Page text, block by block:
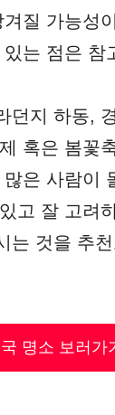
질 가능성
는 점은 참
던지 하동,
혹은 봄꽃
은 사람이
고 잘 고려
는 것을 추
명소 보러가